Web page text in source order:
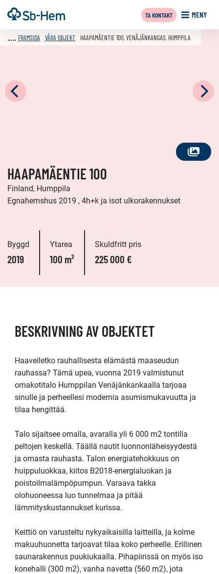
Till
innehållet
Framsida MENY
TA KONTAKT
SE
FRAMSIDA VÅRA OBJEKT HAAPAMÄENTIE 100, VENÄJÄNKANGAS, HUMPPILA
HAAPAMÄENTIE 100
Finland, Humppila
Egnahemshus 2019 , 4h+k ja isot ulkorakennukset
Byggd
2019
Ytarea
100 m²
Skuldfritt pris
225 000 €
BESKRIVNING AV OBJEKTET
Haaveiletko rauhallisesta elämästä maaseudun
rauhassa? Tämä upea, vuonna 2019 valmistunut
omakotitalo Humppilan Venäjänkankaalla tarjoaa
sinulle ja perheellesi modernia asumismukavuutta ja
tilaa hengittää.
Talo sijaitsee omalla, avaralla yli 6 000 m2 tontilla
peltojen keskellä. Täällä nautit luonnonläheisyydestä
ja omasta rauhasta. Talon energiatehokkuus on
huippuluokkaa, kiitos B2018-energialuokan ja
poistoilmalämpöpumpun. Varaava takka
olohuoneessa luo tunnelmaa ja pitää
lämmityskustannukset kurissa.
Keittiö on varusteltu nykyaikaisilla laitteilla, ja kolme
makuuhuonetta tarjoavat tilaa koko perheelle. Erillinen
saunarakennus puukiukaalla. Pihapiirissä on myös iso
konehalli (300 m2), vanha navetta (560 m2), jota